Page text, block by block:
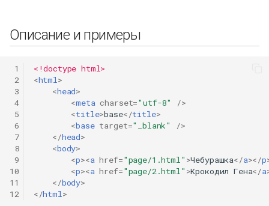
Описание и примеры
1
2
3
4
5
6
7
8
9
10
11
12
<!doctype html>
<html >
<head>
<meta charset="utf-8"
/>
<title>base</title>
<base target="_blank"
/>
</head>
<body>
<p><a href="page/1.html" >Чебурашка</a></p
<p><a href="page/2.html" >Крокодил Гена</a
</body>
</html >